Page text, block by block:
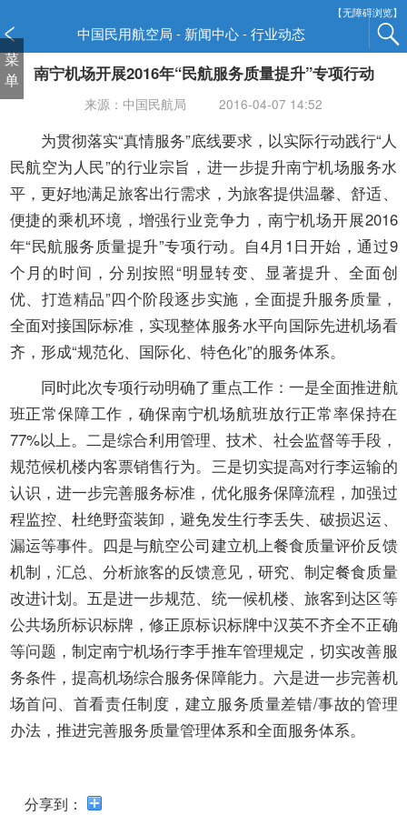
【无障碍浏览】
中国民用航空局 - 新闻中心 - 行业动态
菜
单
南宁机场开展2016年“民航服务质量提升”专项行动
来源：中国民航局 2016-04-07 14:52
为贯彻落实“真情服务”底线要求，以实际行动践行“人
民航空为人民”的行业宗旨，进一步提升南宁机场服务水
平，更好地满足旅客出行需求，为旅客提供温馨、舒适、
便捷的乘机环境，增强行业竞争力，南宁机场开展2016
年“民航服务质量提升”专项行动。自4月1日开始，通过9
个月的时间，分别按照“明显转变、显著提升、全面创
优、打造精品”四个阶段逐步实施，全面提升服务质量，
全面对接国际标准，实现整体服务水平向国际先进机场看
齐，形成“规范化、国际化、特色化”的服务体系。
同时此次专项行动明确了重点工作：一是全面推进航
班正常保障工作，确保南宁机场航班放行正常率保持在
77%以上。二是综合利用管理、技术、社会监督等手段，
规范候机楼内客票销售行为。三是切实提高对行李运输的
认识，进一步完善服务标准，优化服务保障流程，加强过
程监控、杜绝野蛮装卸，避免发生行李丢失、破损迟运、
漏运等事件。四是与航空公司建立机上餐食质量评价反馈
机制，汇总、分析旅客的反馈意见，研究、制定餐食质量
改进计划。五是进一步规范、统一候机楼、旅客到达区等
公共场所标识标牌，修正原标识标牌中汉英不齐全不正确
等问题，制定南宁机场行李手推车管理规定，切实改善服
务条件，提高机场综合服务保障能力。六是进一步完善机
场首问、首看责任制度，建立服务质量差错/事故的管理
办法，推进完善服务质量管理体系和全面服务体系。
分享到：
窗
口
打
开
碍
说
明
页
面,
Alt
加
波
浪
键
开
盲
模
式